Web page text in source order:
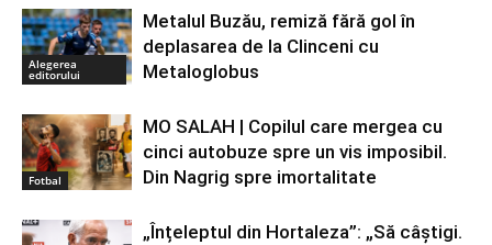
Alegerea
editorului
Metalul Buzău, remiză fără gol în
deplasarea de la Clinceni cu
Metaloglobus
Fotbal
MO SALAH | Copilul care mergea cu
cinci autobuze spre un vis imposibil.
Din Nagrig spre imortalitate
„Înțeleptul din Hortaleza”: „Să câștigi.